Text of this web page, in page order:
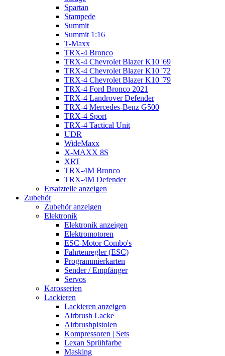
Spartan
Stampede
Summit
Summit 1:16
T-Maxx
TRX-4 Bronco
TRX-4 Chevrolet Blazer K10 '69
TRX-4 Chevrolet Blazer K10 '72
TRX-4 Chevrolet Blazer K10 '79
TRX-4 Ford Bronco 2021
TRX-4 Landrover Defender
TRX-4 Mercedes-Benz G500
TRX-4 Sport
TRX-4 Tactical Unit
UDR
WideMaxx
X-MAXX 8S
XRT
TRX-4M Bronco
TRX-4M Defender
Ersatzteile anzeigen
Zubehör
Zubehör anzeigen
Elektronik
Elektronik anzeigen
Elektromotoren
ESC-Motor Combo's
Fahrtenregler (ESC)
Programmierkarten
Sender / Empfänger
Servos
Karosserien
Lackieren
Lackieren anzeigen
Airbrush Lacke
Airbrushpistolen
Kompressoren | Sets
Lexan Sprühfarbe
Masking